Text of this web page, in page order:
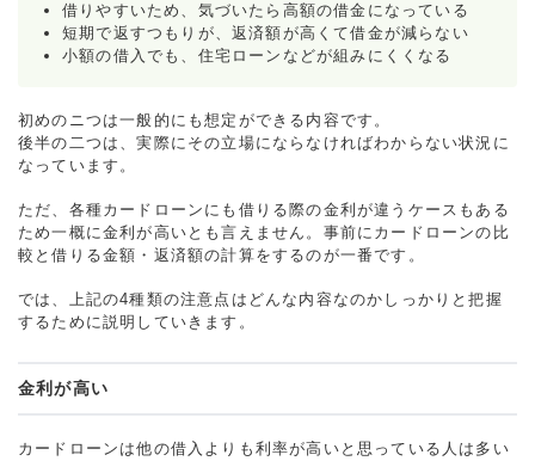
借りやすいため、気づいたら高額の借金になっている
短期で返すつもりが、返済額が高くて借金が減らない
小額の借入でも、住宅ローンなどが組みにくくなる
初めのニつは一般的にも想定ができる内容です。
後半の二つは、実際にその立場にならなければわからない状況に
なっています。
ただ、各種カードローンにも借りる際の金利が違うケースもある
ため一概に金利が高いとも言えません。事前にカードローンの比
較と借りる金額・返済額の計算をするのが一番です。
では、上記の4種類の注意点はどんな内容なのかしっかりと把握
するために説明していきます。
金利が高い
カードローンは他の借入よりも利率が高いと思っている人は多い